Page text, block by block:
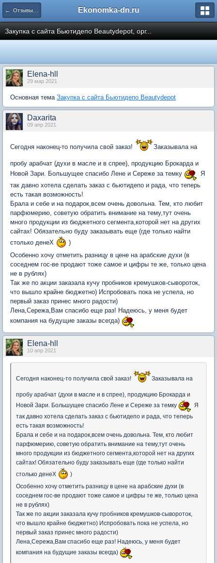
← Отзывы участников Ekonomka-dn.ru
Закупка с сайта Бьютидепо Beautydepot, орг...
Elena-hll
29 мар 2021
Основная тема Закупка с сайта Бьютидепо Beautydepot
Daxarita
09 апр 2021
Сегодня наконец-то получила свой заказ! Заказывала на
пробу арабчат (духи в масле и в спрее), продукцию Брокарда и
Новой Зари. Большущее спасибо Лене и Сереже за темку
Я
так давно хотела сделать заказ с бьютидепо и рада, что теперь
есть такая возможность!
Брала и себе и на подарок,всем очень довольна. Тем, кто любит
парфюмерию, советую обратить внимание на тему,тут очень
много продукции из бюджетного сегмента,которой нет на других
сайтах! Обязательно буду заказывать еще (где только найти
столько денеХ
)
Особенно хочу отметить разницу в цене на арабские духи (в
соседнем гос-ве продают тоже самое и цифры те же, только цена
не в рублях)
Так же по акции заказала кучу пробников кремушков-сывороток,
что вышло крайне бюджетно) Испробовать пока не успела, но
первый заказ принес много радости)
Лена,Сережа,Вам спасибо еще раз! Надеюсь, у меня будет
компания на будущие заказы всегда)
Elena-hll
10 апр 2021
Сегодня наконец-то получила свой заказ! Заказывала на
пробу арабчат (духи в масле и в спрее), продукцию Брокарда и
Новой Зари. Большущее спасибо Лене и Сереже за темку
Я
так давно хотела сделать заказ с бьютидепо и рада, что теперь
есть такая возможность!
Брала и себе и на подарок,всем очень довольна. Тем, кто любит
парфюмерию, советую обратить внимание на тему,тут очень
много продукции из бюджетного сегмента,которой нет на других
сайтах! Обязательно буду заказывать еще (где только найти
столько денеХ
)
Особенно хочу отметить разницу в цене на арабские духи (в
соседнем гос-ве продают тоже самое и цифры те же, только цена
не в рублях)
Так же по акции заказала кучу пробников кремушков-сывороток,
что вышло крайне бюджетно) Испробовать пока не успела, но
первый заказ принес много радости)
Лена,Сережа,Вам спасибо еще раз! Надеюсь, у меня будет
компания на будущие заказы всегда)